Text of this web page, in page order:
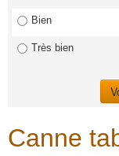
Bien
Très bien
Canne